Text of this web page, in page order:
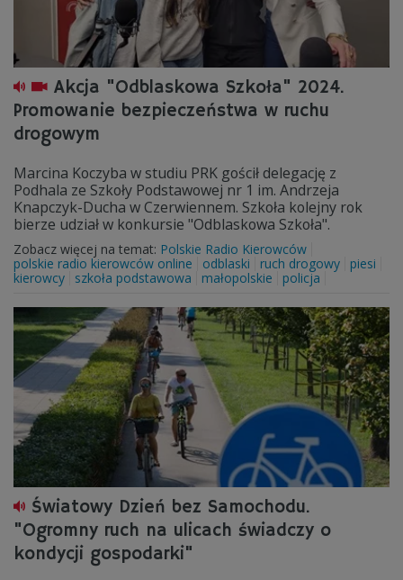
Akcja "Odblaskowa Szkoła" 2024.
Promowanie bezpieczeństwa w ruchu
drogowym
Marcina Koczyba w studiu PRK gościł delegację z
Podhala ze Szkoły Podstawowej nr 1 im. Andrzeja
Knapczyk-Ducha w Czerwiennem. Szkoła kolejny rok
bierze udział w konkursie "Odblaskowa Szkoła".
Zobacz więcej na temat: Polskie Radio Kierowców
polskie radio kierowców online
odblaski ruch drogowy
piesi
kierowcy
szkoła podstawowa małopolskie policja
Światowy Dzień bez Samochodu.
"Ogromny ruch na ulicach świadczy o
kondycji gospodarki"